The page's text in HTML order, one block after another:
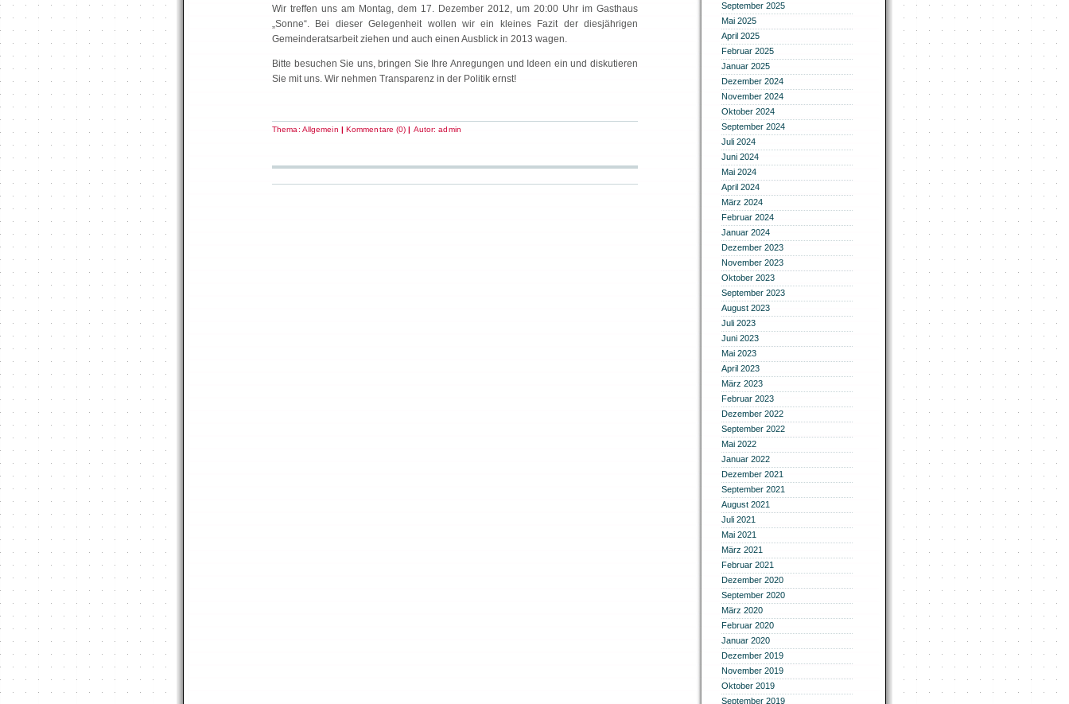
Wir treffen uns am Montag, dem 17. Dezember 2012, um 20:00 Uhr im Gasthaus
„Sonne“. Bei dieser Gelegenheit wollen wir ein kleines Fazit der diesjährigen
Gemeinderatsarbeit ziehen und auch einen Ausblick in 2013 wagen.
Bitte besuchen Sie uns, bringen Sie Ihre Anregungen und Ideen ein und diskutieren
Sie mit uns. Wir nehmen Transparenz in der Politik ernst!
Thema: Allgemein | Kommentare (0) | Autor:admin
September 2025
Mai 2025
April 2025
Februar 2025
Januar 2025
Dezember 2024
November 2024
Oktober 2024
September 2024
Juli 2024
Juni 2024
Mai 2024
April 2024
März 2024
Februar 2024
Januar 2024
Dezember 2023
November 2023
Oktober 2023
September 2023
August 2023
Juli 2023
Juni 2023
Mai 2023
April 2023
März 2023
Februar 2023
Dezember 2022
September 2022
Mai 2022
Januar 2022
Dezember 2021
September 2021
August 2021
Juli 2021
Mai 2021
März 2021
Februar 2021
Dezember 2020
September 2020
März 2020
Februar 2020
Januar 2020
Dezember 2019
November 2019
Oktober 2019
September 2019